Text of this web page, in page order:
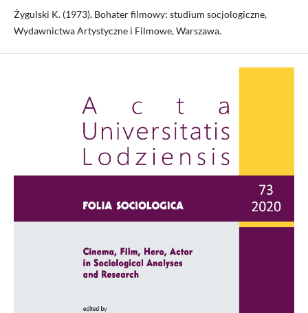
Żygulski K. (1973), Bohater filmowy: studium socjologiczne,
Wydawnictwa Artystyczne i Filmowe, Warszawa.